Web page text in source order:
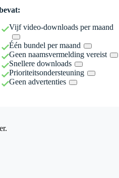
Vijf video-downloads per maand
Één bundel per maand
Geen naamsvermelding vereist
Snellere downloads
Prioriteitsondersteuning
Geen advertenties